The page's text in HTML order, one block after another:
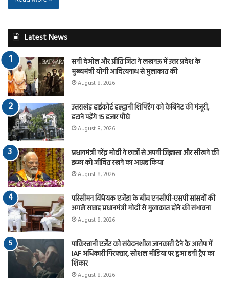
Latest News
सनी देओल और प्रीति जिंटा ने लखनऊ में उत्तर प्रदेश के
मुख्यमंत्री योगी आदित्यनाथ से मुलाकात की
August 8, 2026
उत्तराखंड हाईकोर्ट हल्द्वानी शिफ्टिंग को कैबिनेट की मंजूरी,
हटाने पड़ेंगे 15 हजार पौधे
August 8, 2026
प्रधानमंत्री नरेंद्र मोदी ने छात्रों से अपनी जिज्ञासा और सीखने की
इच्छा को जीवित रखने का आग्रह किया
August 8, 2026
परिसीमन विधेयक एजेंडा के बीच एनसीपी-एसपी सांसदों की
अगले सप्ताह प्रधानमंत्री मोदी से मुलाकात होने की संभावना
August 8, 2026
पाकिस्तानी एजेंट को संवेदनशील जानकारी देने के आरोप में
IAF अधिकारी गिरफ्तार, सोशल मीडिया पर हुआ हनी ट्रैप का
शिकार
August 8, 2026